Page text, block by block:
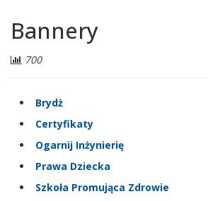
Bannery
Liczba
700
Brydż
Certyfikaty
Ogarnij Inżynierię
Prawa Dziecka
Szkoła Promująca Zdrowie